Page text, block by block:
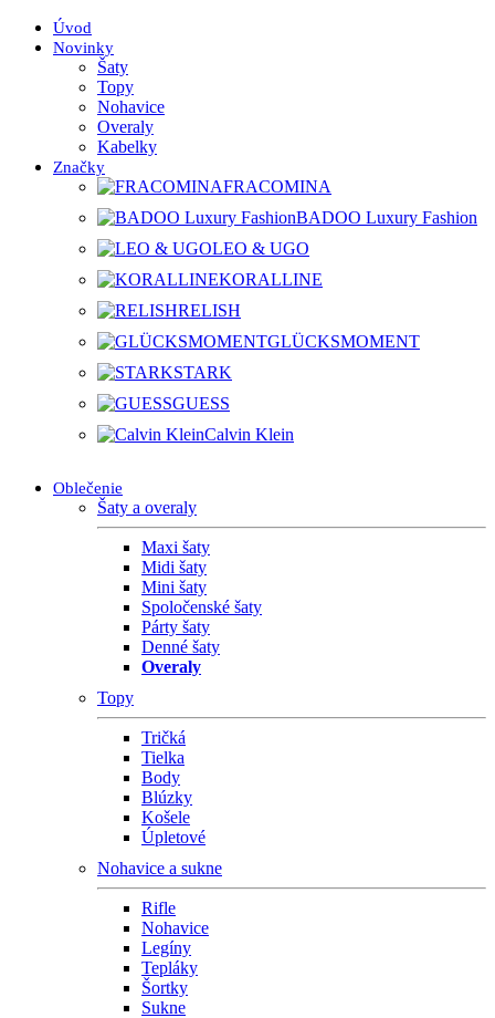
Úvod
Novinky
Šaty
Topy
Nohavice
Overaly
Kabelky
Značky
FRACOMINA
BADOO Luxury Fashion
LEO & UGO
KORALLINE
RELISH
GLÜCKSMOMENT
STARK
GUESS
Calvin Klein
Oblečenie
Šaty a overaly
Maxi šaty
Midi šaty
Mini šaty
Spoločenské šaty
Párty šaty
Denné šaty
Overaly
Topy
Tričká
Tielka
Body
Blúzky
Košele
Úpletové
Nohavice a sukne
Rifle
Nohavice
Legíny
Tepláky
Šortky
Sukne